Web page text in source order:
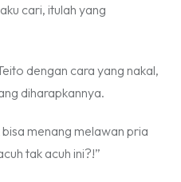
cari, itulah yang
dengan cara yang nakal,
diharapkannya.
menang melawan pria
tak acuh ini?!”